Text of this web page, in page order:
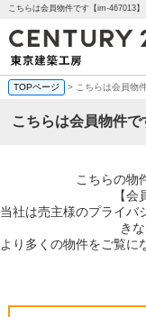
こちらは会員物件です【im-467013
TOPページ > こちらは会員物
こちらは会員物件で
こちらの物
【
当社は売主様のプライバ
き
より多くの物件をご覧に